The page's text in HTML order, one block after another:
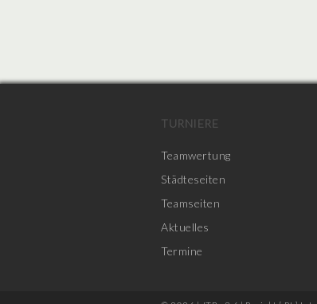
TURNIERE
Teamwertung
Städteseiten
Teamseiten
Aktuelles
Termine